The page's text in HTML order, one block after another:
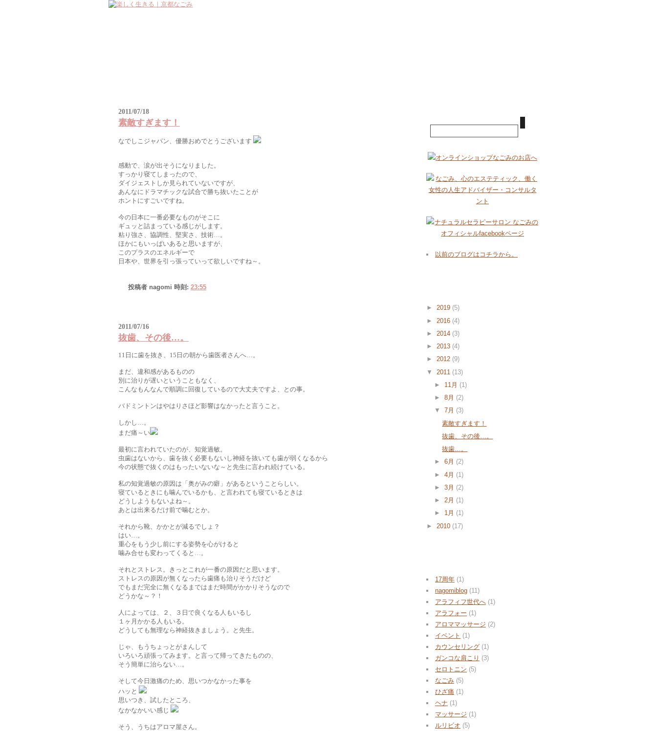
2011/07/18
素敵すぎます！
なでしこジャパン、優勝おめでとうございます
感動で、涙が出そうになりました。
すっかり寝てしまったので、
ダイジェストしか見られていないですが、
あんなにドラマチックな試合で勝ち抜いたことが
ホントにすごいですね。
今の日本に一番必要なものがそこに
ギュッと詰まっている感じがします。
粘り強さ、協調性、堅実さ、技術…。
ほかにもいっぱいあると思いますが、
このプラスのエネルギーで
日本や、世界を引っ張っていって欲しいですね～。
投稿者 nagomi 時刻: 23:55
2011/07/16
抜歯、その後…。
11日に歯を抜き、15日の朝から歯医者さんへ…。
まだ、違和感があるものの
別に治りが遅いということもなく、
こんなもんなんで順調に回復しているので大丈夫ですよ、との事。
バドミントンはやはりさほど影響はなかったと言うこと。
しかし…。
まだ痛～い
最初に言われていたのが、知覚過敏。
虫歯はないから、歯を抜く必要もないし神経を抜いても歯が弱くなるから
今の状態で抜くのはもったいないな～と先生に言われ続けている。
私の知覚過敏の原因は「奥がみの癖」があるということらしい。
寝ているときにも噛んでいるかも、と言われても寝ているときは
どうしようもないよね～。
あとは出来るだけ前で噛むとか。
それから靴、かかとが減るでしょ？
はい…。
重心をもう少し前にする姿勢を心がけると
噛み合せも変わってくると…。
それとストレス。きっとこれが一番の原因だと思います。
ストレスの原因が無くなったら歯痛も治りそうだけど
でもまだ完全に無くなるまではまだ時間がかかりそうなので
どうかな～？！
人によっては、２、３日で良くなる人もいるし
１ヶ月かかる人もいる。
どうしても無理なら神経抜きましょう。と先生。
じゃ、もうちょっとがまんして
いろいろ頑張ってみます。と言って帰ってきたものの、
そう簡単に治らない…。
そして今日激痛のため、思いつかなかった事を
ハッと
思いつき、試したところ、
なかなかいい感じ
そう、うちはアロマ屋さん。
以前のブログはコチラから。
► 2019 (5)
► 2016 (4)
► 2014 (3)
► 2013 (4)
► 2012 (9)
▼ 2011 (13)
► 11月 (1)
► 8月 (2)
▼ 7月 (3)
素敵すぎます！
抜歯、その後…。
抜歯…。
► 6月 (2)
► 4月 (1)
► 3月 (2)
► 2月 (1)
► 1月 (1)
► 2010 (17)
17周年 (1)
nagomiblog (11)
アラフィフ世代へ (1)
アラフォー (1)
アロママッサージ (2)
イベント (1)
カウンセリング (1)
ガンコな肩こり (3)
セロトニン (5)
なごみ (5)
ひざ痛 (1)
ヘナ (1)
マッサージ (1)
ルリビオ (5)